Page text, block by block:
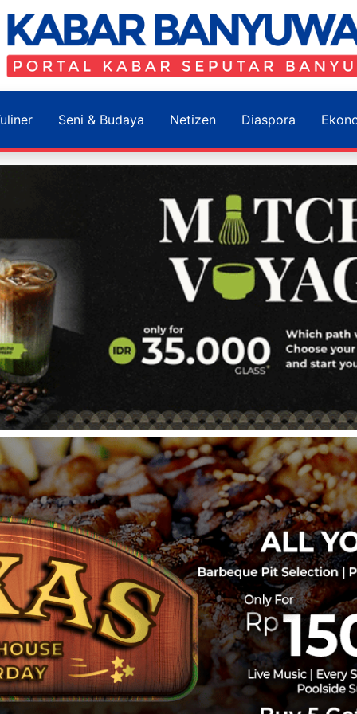
Seni & Budaya Netizen Diaspora